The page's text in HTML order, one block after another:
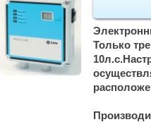
Только